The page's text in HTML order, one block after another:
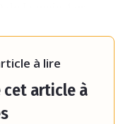
à lire
cet article à